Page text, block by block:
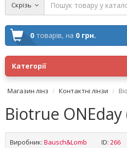
Скрізь
0 товарів, на 0 грн.
Категорії
Магазин лінз Контактні лінзи
Biotrue
Виробник: Bausch&Lomb ID: 266